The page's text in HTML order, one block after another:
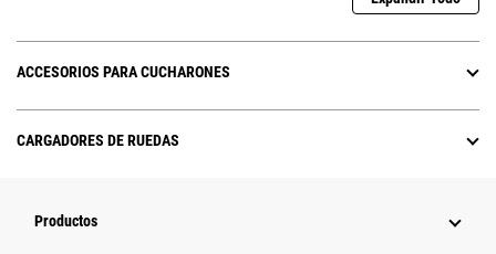
ACCESORIOS PARA CUCHARONES
CARGADORES DE RUEDAS
Productos